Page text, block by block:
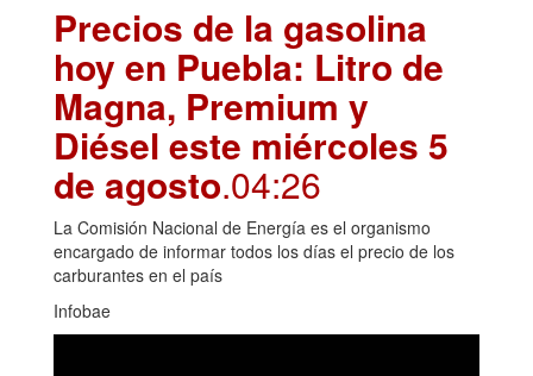
Precios de la gasolina
hoy en Puebla: Litro de
Magna, Premium y
Diésel este miércoles 5
de agosto.04:26
La Comisión Nacional de Energía es el organismo
encargado de informar todos los días el precio de los
carburantes en el país
Infobae